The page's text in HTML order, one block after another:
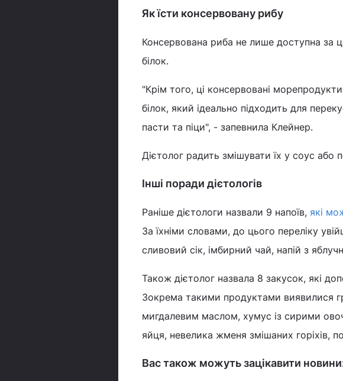
Як їсти консервовану рибу
Консервована риба не лише доступна за
білок.
"Крім того, ці консервовані
білок, який ідеально підходить для
пасти та піци", - запевнила Клейнер.
Дієтолог радить змішувати їх у соус
Інші поради дієтологів
Раніше дієтологи назвали 9 напоїв, які
За їхніми словами, до цього переліку
сливовий сік, імбирний чай, напій з
Також дієтолог назвала 8 закусок, які
Зокрема такими продуктами виявилися
мигдалевим маслом, хумус із сирими
яйця, невелика жменя змішаних горіхів,
Вас також можуть зацікавити